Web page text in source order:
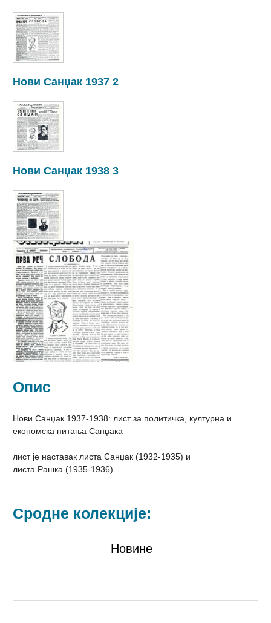
Нови Санџак 1937 2
Нови Санџак 1938 3
Опис
Нови Санџак 1937-1938: лист за политичка, културна и
економска питања Санџака
лист је наставак листа Санџак (1932-1935) и
листа Рашка (1935-1936)
Сродне колекције:
Новине